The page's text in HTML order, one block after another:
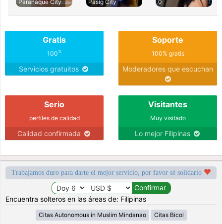
Paranaque City
Pasig City
0
Gratis
100%
Servicios gratuitos
Soporte
100% gratis
Moderadores que escuchan
Serio
perfiles de calidad
Calidad confirmada
Visitantes
Muy visitado
Lo mejor Filipinas
Trabajamos duro para darte el mejor servicio, por favor sé solidario
Encuentra solteros en las áreas de: Filipinas
Citas Autonomous in Muslim Mindanao Citas Bicol